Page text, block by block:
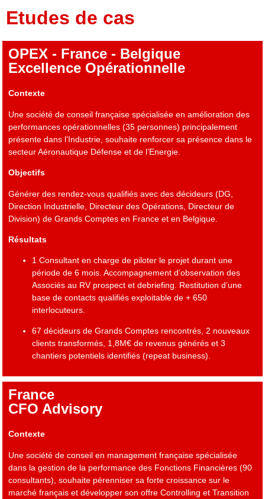
Etudes de cas
OPEX - France - Belgique
Excellence Opérationnelle
Contexte
Une société de conseil française spécialisée en amélioration des
performances opérationnelles (35 personnes) principalement
présente dans l’Industrie, souhaite renforcer sa présence dans le
secteur Aéronautique Défense et de l’Energie.
Objectifs
Générer des rendez-vous qualifiés avec des décideurs (DG,
Direction Industrielle, Directeur des Opérations, Directeur de
Division) de Grands Comptes en France et en Belgique.
Résultats
1 Consultant en charge de piloter le projet durant une
période de 6 mois. Accompagnement d’observation des
Associés au RV prospect et debriefing. Restitution d’une
base de contacts qualifiés exploitable de + 650
interlocuteurs.
67 décideurs de Grands Comptes rencontrés, 2 nouveaux
clients transformés, 1,8M€ de revenus générés et 3
chantiers potentiels identifiés (repeat business).
France
CFO Advisory
Contexte
Une société de conseil en management française spécialisée
dans la gestion de la performance des Fonctions Financières (90
consultants), souhaite pérenniser sa forte croissance sur le
marché français et développer son offre Controlling et Transition